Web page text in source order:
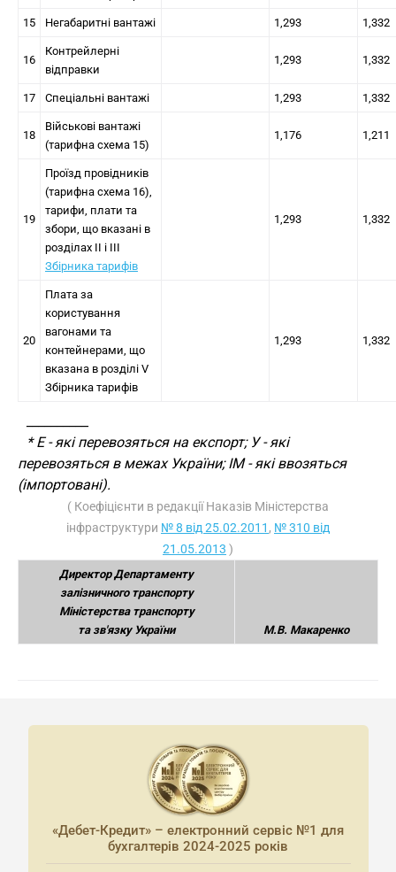
15 Негабаритні вантажі 1,293 1,332
16
Контрейлерні
відправки
1,293 1,332
17 Спеціальні вантажі 1,293 1,332
18
Військові вантажі
(тарифна схема 15)
1,176 1,211
19
Проїзд провідників
(тарифна схема 16),
тарифи, плати та
збори, що вказані в
розділах II і III
Збірника тарифів
1,293 1,332
20
Плата за
користування
вагонами та
контейнерами, що
вказана в розділі V
Збірника тарифів
1,293 1,332
* Е - які перевозяться на експорт; У - які
перевозяться в межах України; ІМ - які ввозяться
(імпортовані).
( Коефіцієнти в редакції Наказів Міністерства
інфраструктури № 8 від 25.02.2011 , № 310 від
21.05.2013 )
Директор Департаменту
залізничного транспорту
Міністерства транспорту
та зв'язку України
М.В. Макаренко
«Дебет-Кредит» – електронний сервіс №1 для
бухгалтерів 2024-2025 років